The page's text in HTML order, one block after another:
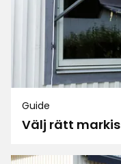
Jimmy R
1 år sedan
Guide
Välj rätt markis